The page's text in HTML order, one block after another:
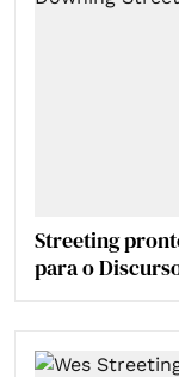
Streeting
para o